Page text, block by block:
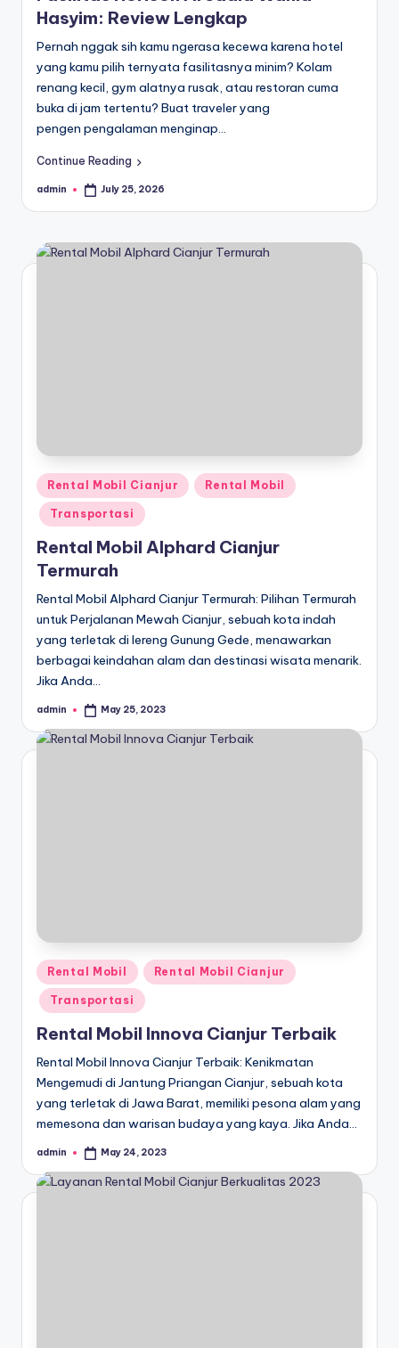
Hasyim: Review Lengkap
Pernah nggak sih kamu ngerasa kecewa karena hotel
yang kamu pilih ternyata fasilitasnya minim? Kolam
renang kecil, gym alatnya rusak, atau restoran cuma
buka di jam tertentu? Buat traveler yang
pengen pengalaman menginap…
Continue Reading
Posted
admin July 25, 2026
Posted
in
Rental Mobil Cianjur Rental Mobil
Transportasi
Rental Mobil Alphard Cianjur
Termurah
Rental Mobil Alphard Cianjur Termurah: Pilihan Termurah
untuk Perjalanan Mewah Cianjur, sebuah kota indah
yang terletak di lereng Gunung Gede, menawarkan
berbagai keindahan alam dan destinasi wisata menarik.
Jika Anda…
Posted
admin May 25, 2023
Posted
in
Rental Mobil Rental Mobil Cianjur
Transportasi
Rental Mobil Innova Cianjur Terbaik
Rental Mobil Innova Cianjur Terbaik: Kenikmatan
Mengemudi di Jantung Priangan Cianjur, sebuah kota
yang terletak di Jawa Barat, memiliki pesona alam yang
memesona dan warisan budaya yang kaya. Jika Anda…
Posted
admin May 24, 2023